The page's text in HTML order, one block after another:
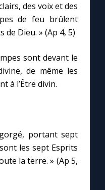
des voix et des
de feu brûlent
de Dieu. » (Ap 4, 5)
sont devant le
de même les
à l’Être divin.
portant sept
les sept Esprits
la terre. » (Ap 5,